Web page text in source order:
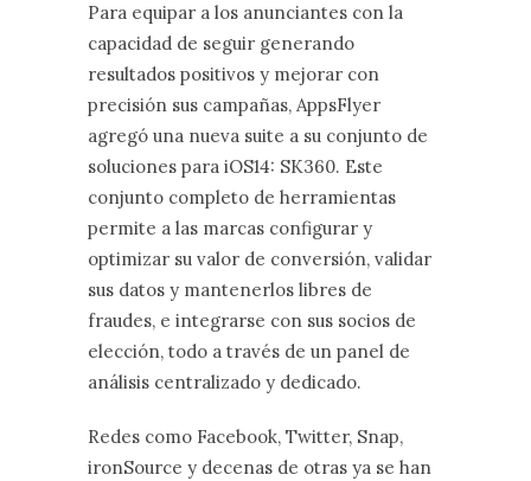
Para equipar a los anunciantes con la
capacidad de seguir generando
resultados positivos y mejorar con
precisión sus campañas, AppsFlyer
agregó una nueva suite a su conjunto de
soluciones para iOS14: SK360. Este
conjunto completo de herramientas
permite a las marcas configurar y
optimizar su valor de conversión, validar
sus datos y mantenerlos libres de
fraudes, e integrarse con sus socios de
elección, todo a través de un panel de
análisis centralizado y dedicado.
Redes como Facebook, Twitter, Snap,
ironSource y decenas de otras ya se han